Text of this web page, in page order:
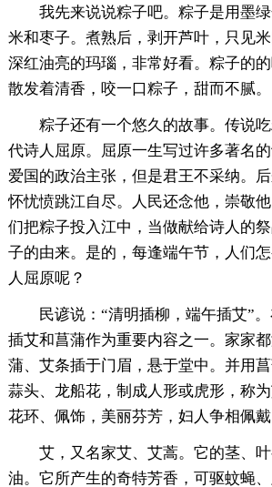
我先来说说粽子吧。粽子是用墨
米和枣子。煮熟后，剥开芦叶，只见
深红油亮的玛瑙，非常好看。粽子的
散发着清香，咬一口粽子，甜而不腻。
粽子还有一个悠久的故事。传说
代诗人屈原。屈原一生写过许多著名
爱国的政治主张，但是君王不采纳。
怀忧愤跳江自尽。人民还念他，崇敬
们把粽子投入江中，当做献给诗人的
子的由来。是的，每逢端午节，人们
人屈原呢？
民谚说：“清明插柳，端午插艾”
插艾和菖蒲作为重要内容之一。家家
蒲、艾条插于门眉，悬于堂中。并用菖
蒜头、龙船花，制成人形或虎形，称
花环、佩饰，美丽芬芳，妇人争相佩戴
艾，又名家艾、艾蒿。它的茎、
油。它所产生的奇特芳香，可驱蚊蝇、